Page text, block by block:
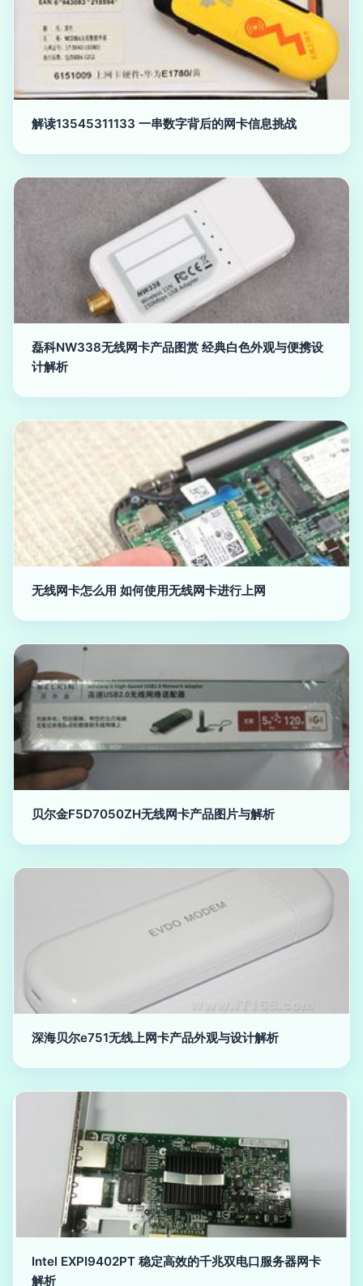
解读13545311133 一串数字背后的网卡信息挑战
磊科NW338无线网卡产品图赏 经典白色外观与便携设
计解析
无线网卡怎么用 如何使用无线网卡进行上网
贝尔金F5D7050ZH无线网卡产品图片与解析
深海贝尔e751无线上网卡产品外观与设计解析
Intel EXPI9402PT 稳定高效的千兆双电口服务器网卡
解析